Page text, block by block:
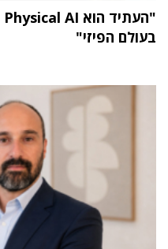
בעולם הפיזי"